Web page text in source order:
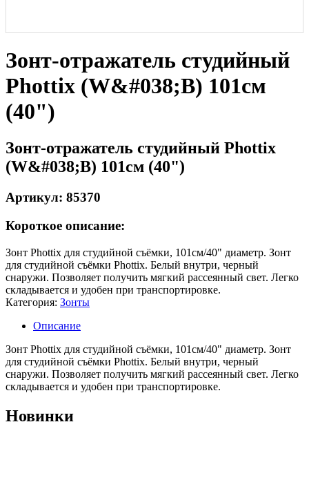
Зонт-отражатель студийный
Phottix (W&#038;B) 101cм
(40")
Зонт-отражатель студийный Phottix
(W&#038;B) 101cм (40")
Артикул: 85370
Короткое описание:
Зонт Phottix для студийной съёмки, 101см/40" диаметр. Зонт
для студийной съёмки Phottix. Белый внутри, черный
снаружи. Позволяет получить мягкий рассеянный свет. Легко
складывается и удобен при транспортировке.
Категория: Зонты
Описание
Зонт Phottix для студийной съёмки, 101см/40" диаметр. Зонт
для студийной съёмки Phottix. Белый внутри, черный
снаружи. Позволяет получить мягкий рассеянный свет. Легко
складывается и удобен при транспортировке.
Новинки